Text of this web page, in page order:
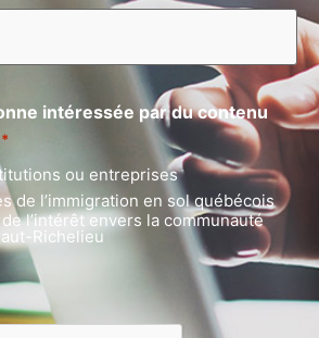
intéressée par du contenu
*
ou entreprises
de l’immigration en sol québécois
l’intérêt envers la communauté
Richelieu